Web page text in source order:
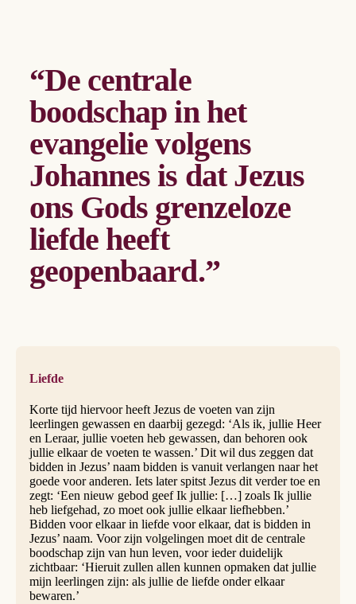
“De centrale
boodschap in het
evangelie volgens
Johannes is dat Jezus
ons Gods grenzeloze
liefde heeft
geopenbaard.”
Liefde
Korte tijd hiervoor heeft Jezus de voeten van zijn
leerlingen gewassen en daarbij gezegd: ‘Als ik, jullie Heer
en Leraar, jullie voeten heb gewassen, dan behoren ook
jullie elkaar de voeten te wassen.’ Dit wil dus zeggen dat
bidden in Jezus’ naam bidden is vanuit verlangen naar het
goede voor anderen. Iets later spitst Jezus dit verder toe en
zegt: ‘Een nieuw gebod geef Ik jullie: […] zoals Ik jullie
heb liefgehad, zo moet ook jullie elkaar liefhebben.’
Bidden voor elkaar in liefde voor elkaar, dat is bidden in
Jezus’ naam. Voor zijn volgelingen moet dit de centrale
boodschap zijn van hun leven, voor ieder duidelijk
zichtbaar: ‘Hieruit zullen allen kunnen opmaken dat jullie
mijn leerlingen zijn: als jullie de liefde onder elkaar
bewaren.’